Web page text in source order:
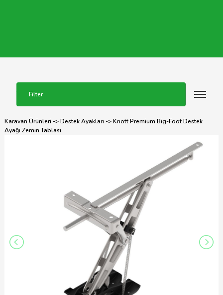
Filter
Karavan Ürünleri ->Destek Ayakları -> Knott Premium Big-Foot Destek
Ayağı Zemin Tablası